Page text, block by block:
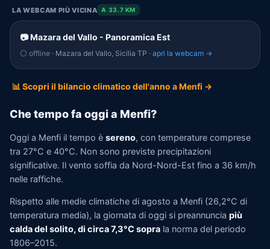
LA WEBCAM PIÙ VICINA A 33.7 KM
📷 Mazara del Vallo - Panoramica Est
⚪ offline · Mazara del Vallo, Sicilia TP · apri la webcam →
📊 Scopri il bilancio climatico dell'anno a Menfi →
Che tempo fa oggi a Menfi?
Oggi a Menfi il tempo è sereno, con temperature comprese
tra 27°C e 40°C. Non sono previste precipitazioni
significative. Il vento soffia da Nord-Nord-Est fino a 36 km/h
nelle raffiche.
Rispetto alle medie climatiche di agosto a Menfi (26,2°C di
temperatura media), la giornata di oggi si preannuncia più
calda del solito, di circa 7,3°C sopra la norma del periodo
1806–2015.